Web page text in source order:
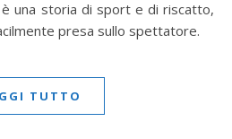
una storia di sport e di riscatto,
presa sullo spettatore.
TUTTO